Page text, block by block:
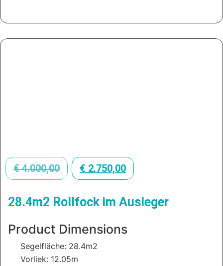
€4.000,00 € 2.750,00
28.4m2 Rollfock im Ausleger
Product Dimensions
Segelfläche: 28.4m2
Vorliek: 12.05m